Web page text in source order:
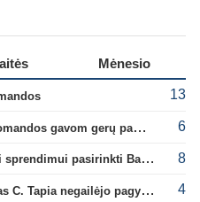
Mėnesio
13
A. Tapinas: „Iš europinio lygio komandos gavom gerų pamokų“ 6
Paaiškėjo, kas turėjo įtakos Rodri sprendimui pasirinkti Barselonos pusę 8
Argentinos federacijos prezidentas C. Tapia negailėjo pagyrų G. Infantino 4